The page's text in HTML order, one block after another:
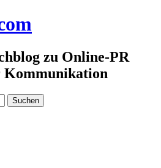
zu Online-PR
Kommunikation